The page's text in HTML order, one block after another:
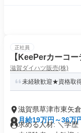
正社員
【KeePerカーコ
滋賀ダイハツ販売(株)
未経験歓迎★資格取
滋賀県草津市東矢倉
月給19万円～36万
求める人材: ＼学